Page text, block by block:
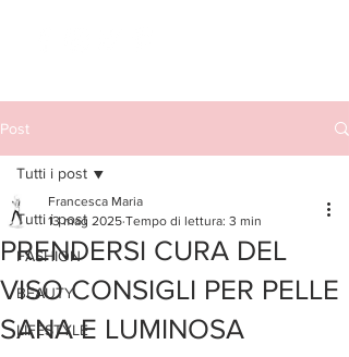
Post
Tutti i post
FASHION
BEAUTY
LIFESTYLE
Tutti i post
PRENDERSI CURA DEL
VISO CONSIGLI PER PELLE
SANA E LUMINOSA
Francesca Maria
13 mag 2025 Tempo di lettura: 3 min